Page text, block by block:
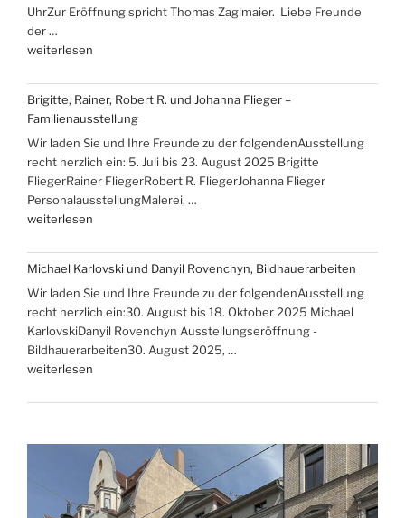
UhrZur Eröffnung spricht Thomas Zaglmaier. Liebe Freunde
der …
„Ausstellungen
Hans-
Christoph
Rackwitz
und
Christine
Rammelt-
Hadelich“
weiterlesen
Brigitte, Rainer, Robert R. und Johanna Flieger –
Familienausstellung
Wir laden Sie und Ihre Freunde zu der folgendenAusstellung
recht herzlich ein: 5. Juli bis 23. August 2025 Brigitte
FliegerRainer FliegerRobert R. FliegerJohanna Flieger
PersonalausstellungMalerei, …
„Brigitte,
Robert
R.
und
Johanna
Flieger
–
Familienausstellung“
weiterlesen
Michael Karlovski und Danyil Rovenchyn, Bildhauerarbeiten
Wir laden Sie und Ihre Freunde zu der folgendenAusstellung
recht herzlich ein:30. August bis 18. Oktober 2025 Michael
KarlovskiDanyil Rovenchyn Ausstellungseröffnung -
Bildhauerarbeiten30. August 2025, …
„Michael
und
Rovenchyn,
Bildhauerarbeiten“
weiterlesen